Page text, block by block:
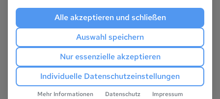
Alle akzeptieren und schließen
Auswahl speichern
Nur essenzielle akzeptieren
Individuelle Datenschutzeinstellungen
Mehr Informationen Datenschutz Impressum